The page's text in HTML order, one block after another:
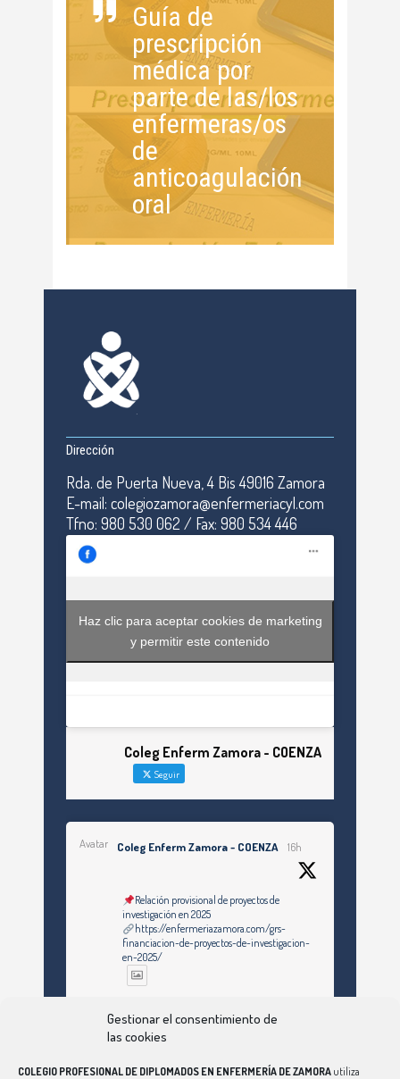
Gestionar el consentimiento de
las cookies
COLEGIO PROFESIONAL DE DIPLOMADOS EN ENFERMERÍA DE ZAMORA utiliza
Guía de
prescripción
médica por
parte de las/los
enfermeras/os
de
anticoagulación
oral
Dirección
Rda. de Puerta Nueva, 4 Bis 49016 Zamora
E-mail: colegiozamora@enfermeriacyl.com
Tfno: 980 530 062 / Fax: 980 534 446
Haz clic para aceptar cookies de marketing
y permitir este contenido
Coleg Enferm Zamora - COENZA
Seguir
Avatar Coleg Enferm Zamora - COENZA 16h
Relación provisional de proyectos de
investigación en 2025
https://enfermeriazamora.com/grs-
financiacion-de-proyectos-de-investigacion-
en-2025/